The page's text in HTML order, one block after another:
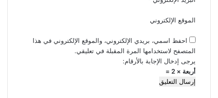
الموقع الإلكتروني
احفظ اسمي، بريدي الإلكتروني، والموقع الإلكتروني في هذا
المتصفح لاستخدامها المرة المقبلة في تعليقي.
يرجى إدخال الإجابة بالأرقام:
أربعة × 2 =